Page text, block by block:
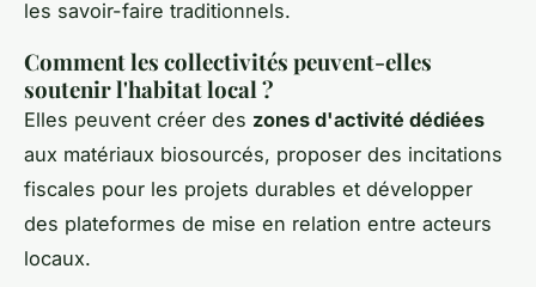
les savoir-faire traditionnels.
Comment les collectivités peuvent-elles
soutenir l'habitat local ?
Elles peuvent créer des zones d'activité dédiées
aux matériaux biosourcés, proposer des incitations
fiscales pour les projets durables et développer
des plateformes de mise en relation entre acteurs
locaux.